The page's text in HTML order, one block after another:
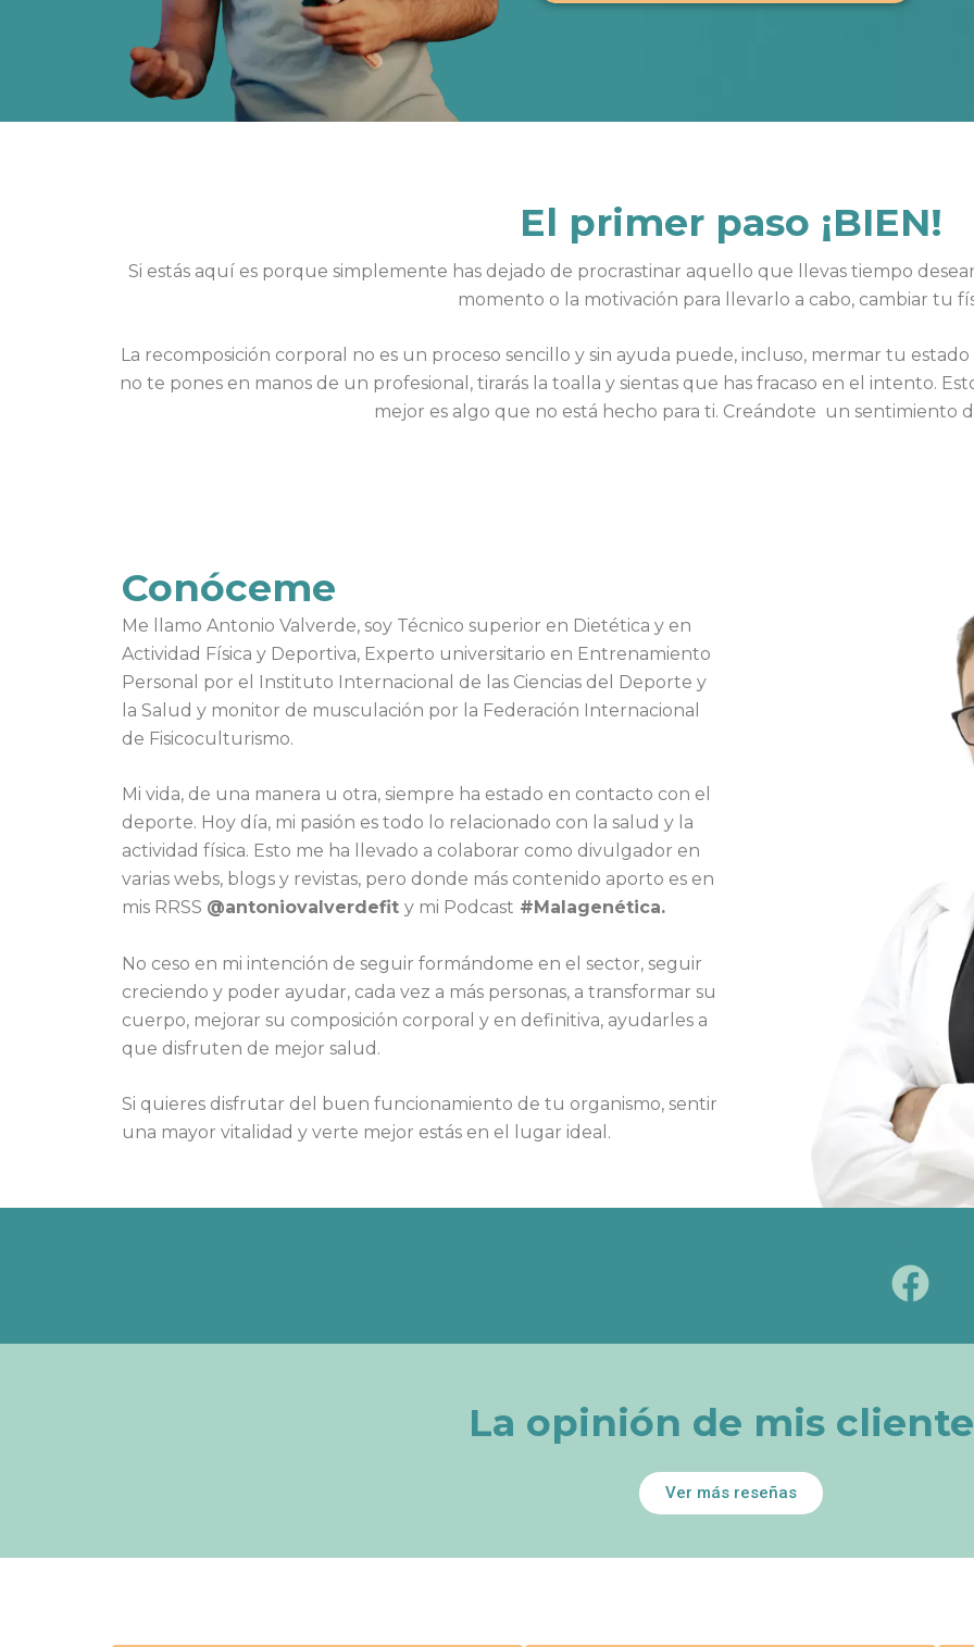
El primer paso ¡BIEN!
Si estás aquí es porque simplemente has dejado de procrastinar aquello que llevas tiempo
momento o la motivación para llevarlo a cabo, cambiar tu
La recomposición corporal no es un proceso sencillo y sin ayuda puede, incluso, mermar tu estado
no te pones en manos de un profesional, tirarás la toalla y sientas que has fracaso en el intento.
mejor es algo que no está hecho para ti. Creándote un sentimiento
Conóceme
Me llamo Antonio Valverde, soy Técnico superior en Dietética y en
Actividad Física y Deportiva, Experto universitario en Entrenamiento
Personal por el Instituto Internacional de las Ciencias del Deporte y
la Salud y monitor de musculación por la Federación Internacional
de Fisicoculturismo.
Mi vida, de una manera u otra, siempre ha estado en contacto con el
deporte. Hoy día, mi pasión es todo lo relacionado con la salud y la
actividad física. Esto me ha llevado a colaborar como divulgador en
varias webs, blogs y revistas, pero donde más contenido aporto es en
mis RRSS @antoniovalverdefit y mi Podcast #Malagenética.
No ceso en mi intención de seguir formándome en el sector, seguir
creciendo y poder ayudar, cada vez a más personas, a transformar su
cuerpo, mejorar su composición corporal y en definitiva, ayudarles a
que disfruten de mejor salud.
Si quieres disfrutar del buen funcionamiento de tu organismo, sentir
una mayor vitalidad y verte mejor estás en el lugar ideal.
F
a
c
b
La opinión de mis
Ver más reseñas